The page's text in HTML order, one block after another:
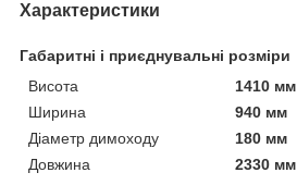
Характеристики
Габаритні і приєднувальні розміри
Висота
1410 мм
Ширина
940 мм
Діаметр димоходу
180 мм
Довжина
2330 мм